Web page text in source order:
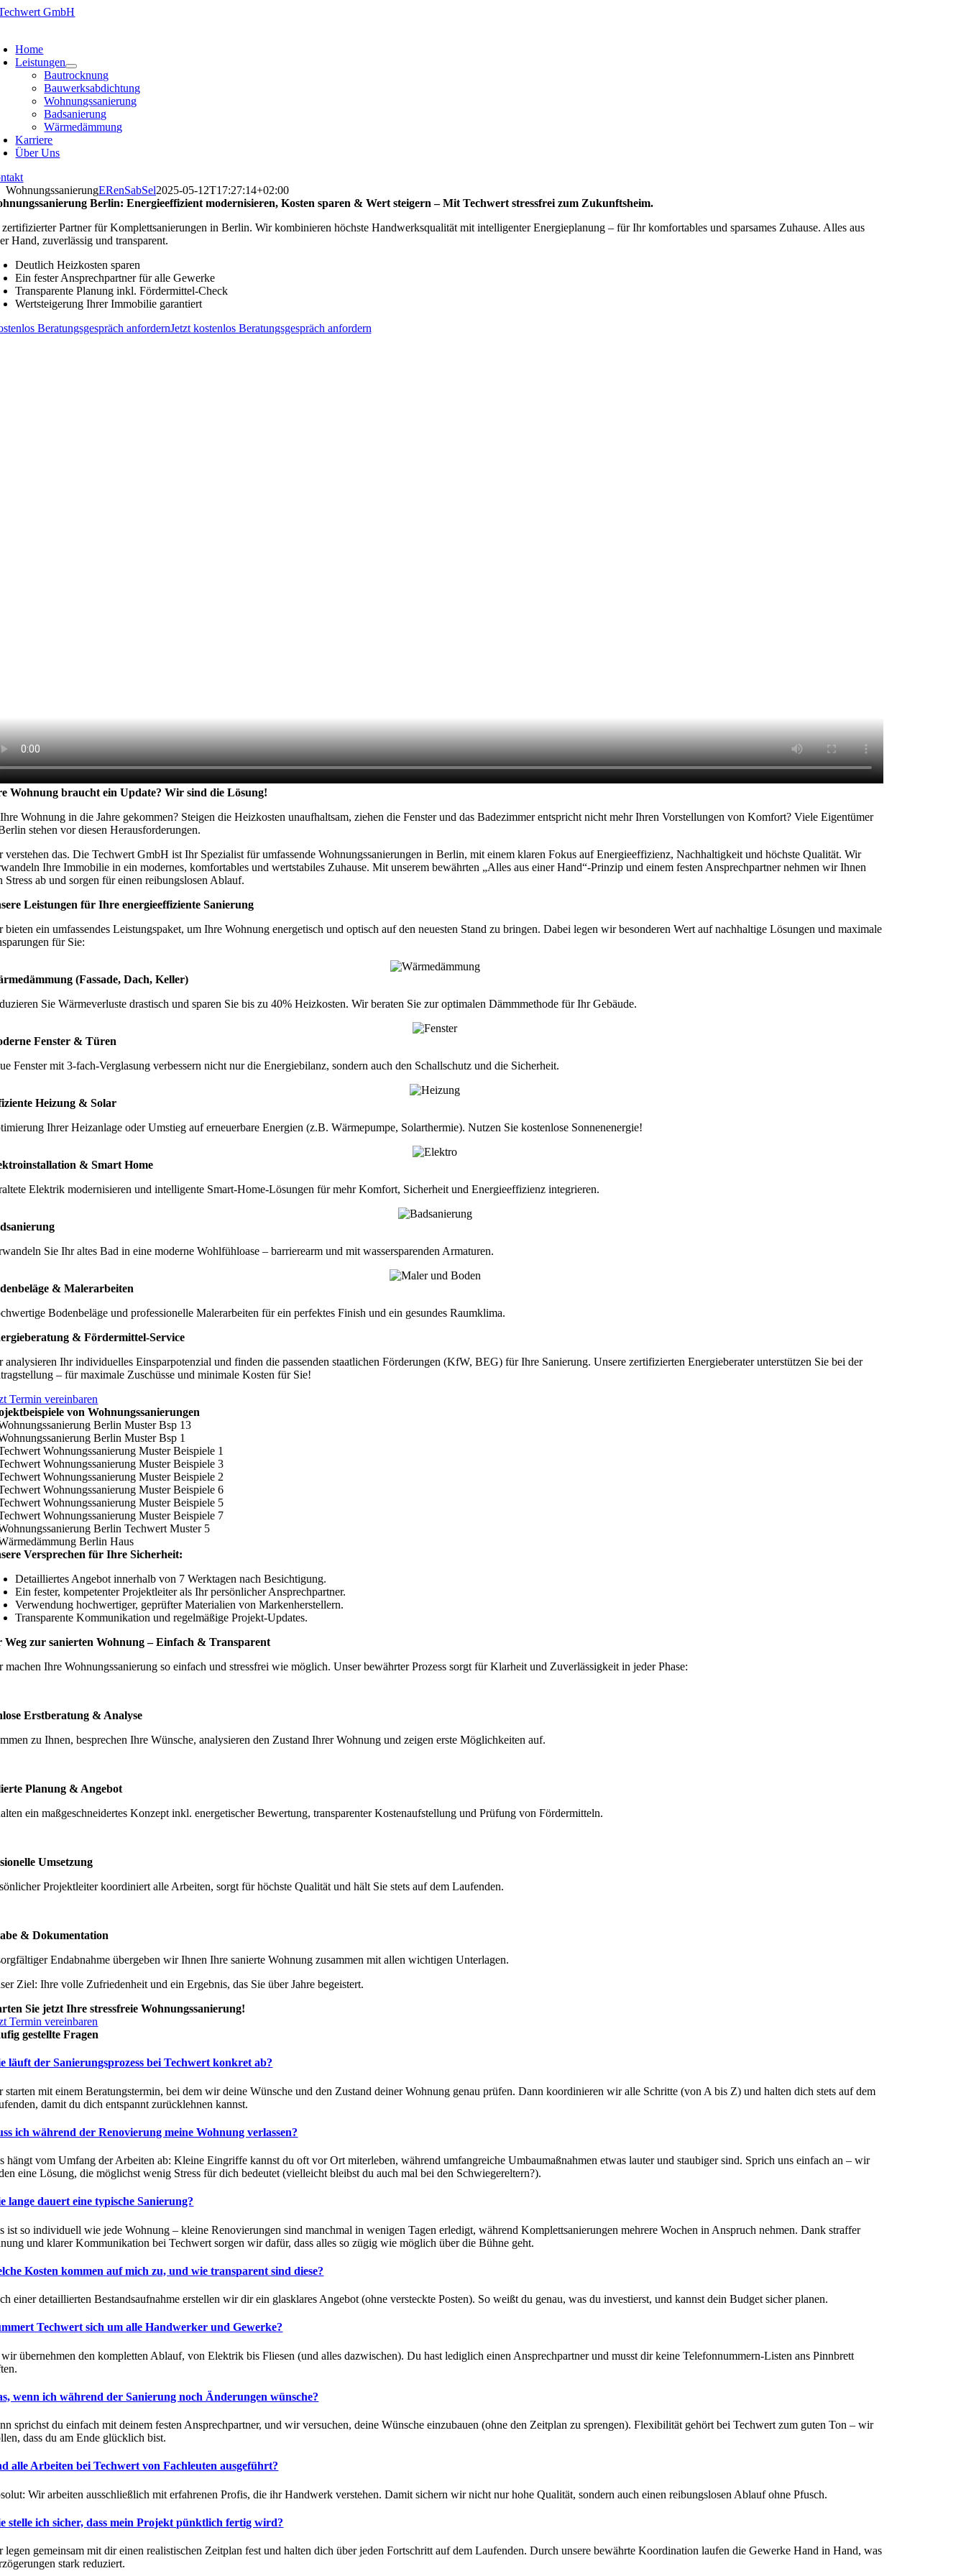
Zum
Home
Leistungen
Bautrocknung
Bauwerksabdichtung
Wohnungssanierung
Badsanierung
Wärmedämmung
Karriere
Über Uns
WohnungssanierungERenSabSel2025-05-12T17:27:14+02:00
Berlin: Energieeffizient modernisieren, Kosten sparen & Wert steigern – Mit Techwert stressfrei zum Zukunftsheim.
Partner für Komplettsanierungen in Berlin. Wir kombinieren höchste Handwerksqualität mit intelligenter Energieplanung – für Ihr komfortables und sparsames Zuhause. Alles aus
Hand, zuverlässig und transparent.
Deutlich Heizkosten sparen
Ein fester Ansprechpartner für alle Gewerke
Transparente Planung inkl. Fördermittel-Check
Wertsteigerung Ihrer Immobilie garantiert
Beratungsgespräch anfordernJetzt kostenlos Beratungsgespräch anfordern
Wohnung braucht ein Update? Wir sind die Lösung!
Wohnung in die Jahre gekommen? Steigen die Heizkosten unaufhaltsam, ziehen die Fenster und das Badezimmer entspricht nicht mehr Ihren Vorstellungen von Komfort? Viele Eigentümer
stehen vor diesen Herausforderungen.
verstehen das. Die Techwert GmbH ist Ihr Spezialist für umfassende Wohnungssanierungen in Berlin, mit einem klaren Fokus auf Energieeffizienz, Nachhaltigkeit und höchste Qualität. Wir
Ihre Immobilie in ein modernes, komfortables und wertstabiles Zuhause. Mit unserem bewährten „Alles aus einer Hand“-Prinzip und einem festen Ansprechpartner nehmen wir Ihnen
Stress ab und sorgen für einen reibungslosen Ablauf.
Leistungen für Ihre energieeffiziente Sanierung
bieten ein umfassendes Leistungspaket, um Ihre Wohnung energetisch und optisch auf den neuesten Stand zu bringen. Dabei legen wir besonderen Wert auf nachhaltige Lösungen und maximale
für Sie:
(Fassade, Dach, Keller)
Sie Wärmeverluste drastisch und sparen Sie bis zu 40% Heizkosten. Wir beraten Sie zur optimalen Dämmmethode für Ihr Gebäude.
Fenster & Türen
Fenster mit 3-fach-Verglasung verbessern nicht nur die Energiebilanz, sondern auch den Schallschutz und die Sicherheit.
Heizung & Solar
Ihrer Heizanlage oder Umstieg auf erneuerbare Energien (z.B. Wärmepumpe, Solarthermie). Nutzen Sie kostenlose Sonnenenergie!
& Smart Home
Elektrik modernisieren und intelligente Smart-Home-Lösungen für mehr Komfort, Sicherheit und Energieeffizienz integrieren.
Sie Ihr altes Bad in eine moderne Wohlfühloase – barrierearm und mit wassersparenden Armaturen.
& Malerarbeiten
Bodenbeläge und professionelle Malerarbeiten für ein perfektes Finish und ein gesundes Raumklima.
& Fördermittel-Service
analysieren Ihr individuelles Einsparpotenzial und finden die passenden staatlichen Förderungen (KfW, BEG) für Ihre Sanierung. Unsere zertifizierten Energieberater unterstützen Sie bei der
– für maximale Zuschüsse und minimale Kosten für Sie!
Termin vereinbaren
von Wohnungssanierungen
Versprechen für Ihre Sicherheit:
Detailliertes Angebot innerhalb von 7 Werktagen nach Besichtigung.
Ein fester, kompetenter Projektleiter als Ihr persönlicher Ansprechpartner.
Verwendung hochwertiger, geprüfter Materialien von Markenherstellern.
Transparente Kommunikation und regelmäßige Projekt-Updates.
Weg zur sanierten Wohnung – Einfach & Transparent
machen Ihre Wohnungssanierung so einfach und stressfrei wie möglich. Unser bewährter Prozess sorgt für Klarheit und Zuverlässigkeit in jeder Phase:
Erstberatung & Analyse
zu Ihnen, besprechen Ihre Wünsche, analysieren den Zustand Ihrer Wohnung und zeigen erste Möglichkeiten auf.
Planung & Angebot
ein maßgeschneidertes Konzept inkl. energetischer Bewertung, transparenter Kostenaufstellung und Prüfung von Fördermitteln.
Umsetzung
Projektleiter koordiniert alle Arbeiten, sorgt für höchste Qualität und hält Sie stets auf dem Laufenden.
& Dokumentation
Endabnahme übergeben wir Ihnen Ihre sanierte Wohnung zusammen mit allen wichtigen Unterlagen.
Ziel: Ihre volle Zufriedenheit und ein Ergebnis, das Sie über Jahre begeistert.
Sie jetzt Ihre stressfreie Wohnungssanierung!
Termin vereinbaren
gestellte Fragen
läuft der Sanierungsprozess bei Techwert konkret ab?
starten mit einem Beratungstermin, bei dem wir deine Wünsche und den Zustand deiner Wohnung genau prüfen. Dann koordinieren wir alle Schritte (von A bis Z) und halten dich stets auf dem
damit du dich entspannt zurücklehnen kannst.
ich während der Renovierung meine Wohnung verlassen?
hängt vom Umfang der Arbeiten ab: Kleine Eingriffe kannst du oft vor Ort miterleben, während umfangreiche Umbaumaßnahmen etwas lauter und staubiger sind. Sprich uns einfach an – wir
eine Lösung, die möglichst wenig Stress für dich bedeutet (vielleicht bleibst du auch mal bei den Schwiegereltern?).
lange dauert eine typische Sanierung?
ist so individuell wie jede Wohnung – kleine Renovierungen sind manchmal in wenigen Tagen erledigt, während Komplettsanierungen mehrere Wochen in Anspruch nehmen. Dank straffer
und klarer Kommunikation bei Techwert sorgen wir dafür, dass alles so zügig wie möglich über die Bühne geht.
Kosten kommen auf mich zu, und wie transparent sind diese?
einer detaillierten Bestandsaufnahme erstellen wir dir ein glasklares Angebot (ohne versteckte Posten). So weißt du genau, was du investierst, und kannst dein Budget sicher planen.
Techwert sich um alle Handwerker und Gewerke?
wir übernehmen den kompletten Ablauf, von Elektrik bis Fliesen (und alles dazwischen). Du hast lediglich einen Ansprechpartner und musst dir keine Telefonnummern-Listen ans Pinnbrett
wenn ich während der Sanierung noch Änderungen wünsche?
sprichst du einfach mit deinem festen Ansprechpartner, und wir versuchen, deine Wünsche einzubauen (ohne den Zeitplan zu sprengen). Flexibilität gehört bei Techwert zum guten Ton – wir
dass du am Ende glücklich bist.
alle Arbeiten bei Techwert von Fachleuten ausgeführt?
Wir arbeiten ausschließlich mit erfahrenen Profis, die ihr Handwerk verstehen. Damit sichern wir nicht nur hohe Qualität, sondern auch einen reibungslosen Ablauf ohne Pfusch.
stelle ich sicher, dass mein Projekt pünktlich fertig wird?
legen gemeinsam mit dir einen realistischen Zeitplan fest und halten dich über jeden Fortschritt auf dem Laufenden. Durch unsere bewährte Koordination laufen die Gewerke Hand in Hand, was
stark reduziert.